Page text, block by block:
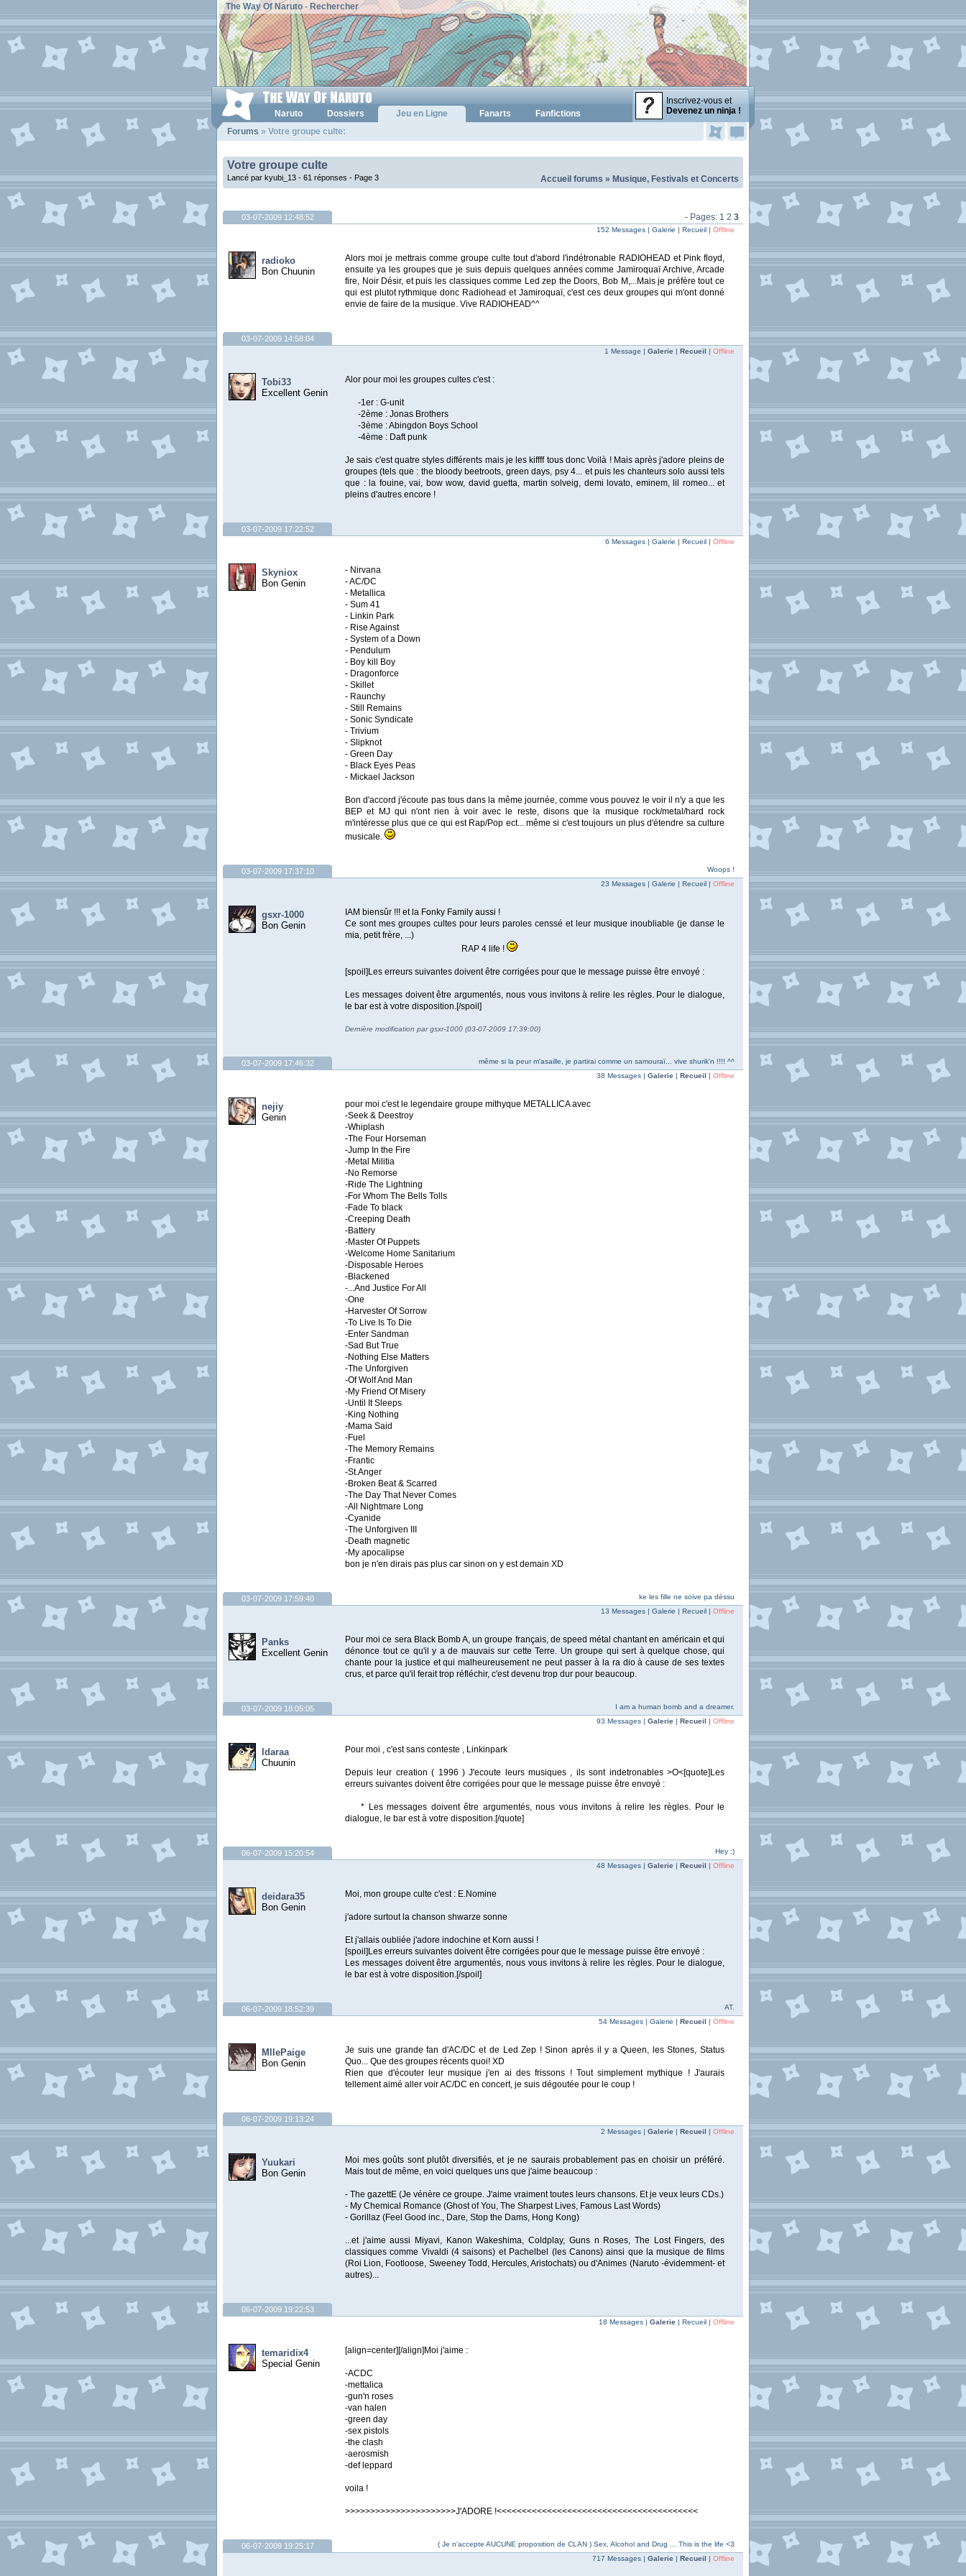
The Way Of Naruto- Rechercher
Inscrivez-vous et
Devenez un ninja !
Naruto Dossiers Jeu en Ligne Fanarts
Fanfictions
Forums » Votre groupe culte:
Votre groupe culte
Accueil forums » Musique, Festivals et Concerts
Lancé par kyubi_13 - 61 réponses - Page 3
- Pages: 1 2 3
03-07-2009 12:48:52
radioko
Bon Chuunin
152 Messages | Galerie | Recueil | Offline
Alors moi je mettrais comme groupe culte tout d'abord l'indétronable RADIOHEAD et Pink floyd,
ensuite ya les groupes que je suis depuis quelques années comme Jamiroquaï Archive, Arcade
fire, Noir Désir, et puis les classiques comme Led zep the Doors, Bob M,...Mais je préfère tout ce
qui est plutot rythmique donc Radiohead et Jamiroquaï, c'est ces deux groupes qui m'ont donné
envie de faire de la musique. Vive RADIOHEAD^^
03-07-2009 14:58:04
Tobi33
Excellent Genin
1 Message | Galerie | Recueil | Offline
Alor pour moi les groupes cultes c'est :
-1er : G-unit
-2ème : Jonas Brothers
-3ème : Abingdon Boys School
-4ème : Daft punk
Je sais c'est quatre styles différents mais je les kiffff tous donc Voilà ! Mais après j'adore pleins de
groupes (tels que : the bloody beetroots, green days, psy 4... et puis les chanteurs solo aussi tels
que : la fouine, vai, bow wow, david guetta, martin solveig, demi lovato, eminem, lil romeo... et
pleins d'autres encore !
03-07-2009 17:22:52
Skyniox
Bon Genin
6 Messages | Galerie | Recueil | Offline
- Nirvana
- AC/DC
- Metallica
- Sum 41
- Linkin Park
- Rise Against
- System of a Down
- Pendulum
- Boy kill Boy
- Dragonforce
- Skillet
- Raunchy
- Still Remains
- Sonic Syndicate
- Trivium
- Slipknot
- Green Day
- Black Eyes Peas
- Mickael Jackson
Bon d'accord j'écoute pas tous dans la même journée, comme vous pouvez le voir il n'y a que les
BEP et MJ qui n'ont rien à voir avec le reste, disons que la musique rock/metal/hard rock
m'intéresse plus que ce qui est Rap/Pop ect... même si c'est toujours un plus d'étendre sa culture
musicale.
Woops !
03-07-2009 17:37:10
gsxr-1000
Bon Genin
23 Messages | Galerie | Recueil | Offline
IAM biensûr !!! et la Fonky Family aussi !
Ce sont mes groupes cultes pour leurs paroles censsé et leur musique inoubliable (je danse le
mia, petit frère, ...)
RAP 4 life !
[spoil]Les erreurs suivantes doivent être corrigées pour que le message puisse être envoyé :
Les messages doivent être argumentés, nous vous invitons à relire les règles. Pour le dialogue,
le bar est à votre disposition.[/spoil]
Dernière modification par gsxr-1000 (03-07-2009 17:39:00)
même si la peur m'asaille, je partirai comme un samouraï... vive shurik'n !!!! ^^
03-07-2009 17:46:32
nejiy
Genin
38 Messages | Galerie | Recueil | Offline
pour moi c'est le legendaire groupe mithyque METALLICA avec
-Seek & Deestroy
-Whiplash
-The Four Horseman
-Jump In the Fire
-Metal Militia
-No Remorse
-Ride The Lightning
-For Whom The Bells Tolls
-Fade To black
-Creeping Death
-Battery
-Master Of Puppets
-Welcome Home Sanitarium
-Disposable Heroes
-Blackened
-...And Justice For All
-One
-Harvester Of Sorrow
-To Live Is To Die
-Enter Sandman
-Sad But True
-Nothing Else Matters
-The Unforgiven
-Of Wolf And Man
-My Friend Of Misery
-Until It Sleeps
-King Nothing
-Mama Said
-Fuel
-The Memory Remains
-Frantic
-St.Anger
-Broken Beat & Scarred
-The Day That Never Comes
-All Nightmare Long
-Cyanide
-The Unforgiven III
-Death magnetic
-My apocalipse
bon je n'en dirais pas plus car sinon on y est demain XD
ke les fille ne soive pa déssu
03-07-2009 17:59:40
Panks
Excellent Genin
13 Messages | Galerie | Recueil | Offline
Pour moi ce sera Black Bomb A, un groupe français, de speed métal chantant en américain et qui
dénonce tout ce qu'il y a de mauvais sur cette Terre. Un groupe qui sert à quelque chose, qui
chante pour la justice et qui malheureusement ne peut passer à la ra dio à cause de ses textes
crus, et parce qu'il ferait trop réfléchir, c'est devenu trop dur pour beaucoup.
I am a human bomb and a dreamer.
03-07-2009 18:05:05
Idaraa
Chuunin
93 Messages | Galerie | Recueil | Offline
Pour moi , c'est sans conteste , Linkinpark
Depuis leur creation ( 1996 ) J'ecoute leurs musiques , ils sont indetronables >O<[quote]Les
erreurs suivantes doivent être corrigées pour que le message puisse être envoyé :
* Les messages doivent être argumentés, nous vous invitons à relire les règles. Pour le
dialogue, le bar est à votre disposition.[/quote]
Hey ;)
06-07-2009 15:20:54
deidara35
Bon Genin
48 Messages | Galerie | Recueil | Offline
Moi, mon groupe culte c'est : E.Nomine
j'adore surtout la chanson shwarze sonne
Et j'allais oubliée j'adore indochine et Korn aussi !
[spoil]Les erreurs suivantes doivent être corrigées pour que le message puisse être envoyé :
Les messages doivent être argumentés, nous vous invitons à relire les règles. Pour le dialogue,
le bar est à votre disposition.[/spoil]
AT.
06-07-2009 18:52:39
MllePaige
Bon Genin
54 Messages | Galerie | Recueil | Offline
Je suis une grande fan d'AC/DC et de Led Zep ! Sinon après il y a Queen, les Stones, Status
Quo... Que des groupes récents quoi! XD
Rien que d'écouter leur musique j'en ai des frissons ! Tout simplement mythique ! J'aurais
tellement aimé aller voir AC/DC en concert, je suis dégoutée pour le coup !
06-07-2009 19:13:24
Yuukari
Bon Genin
2 Messages | Galerie | Recueil | Offline
Moi mes goûts sont plutôt diversifiés, et je ne saurais probablement pas en choisir un préféré.
Mais tout de même, en voici quelques uns que j'aime beaucoup :
- The gazettE (Je vénère ce groupe. J'aime vraiment toutes leurs chansons. Et je veux leurs CDs.)
- My Chemical Romance (Ghost of You, The Sharpest Lives, Famous Last Words)
- Gorillaz (Feel Good inc., Dare, Stop the Dams, Hong Kong)
...et j'aime aussi Miyavi, Kanon Wakeshima, Coldplay, Guns n Roses, The Lost Fingers, des
classiques comme Vivaldi (4 saisons) et Pachelbel (les Canons) ainsi que la musique de films
(Roi Lion, Footloose, Sweeney Todd, Hercules, Aristochats) ou d'Animes (Naruto -évidemment- et
autres)...
06-07-2009 19:22:53
temaridix4
Special Genin
18 Messages | Galerie | Recueil | Offline
[align=center][/align]Moi j'aime :
-ACDC
-mettalica
-gun'n roses
-van halen
-green day
-sex pistols
-the clash
-aerosmish
-def leppard
voila !
>>>>>>>>>>>>>>>>>>>>>>J'ADORE !<<<<<<<<<<<<<<<<<<<<<<<<<<<<<<<<<<<<<<<<
( Je n'accepte AUCUNE proposition de CLAN ) Sex, Alcohol and Drug ... This is the life <3
06-07-2009 19:25:17
717 Messages | Galerie | Recueil | Offline